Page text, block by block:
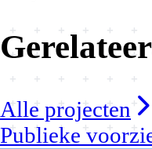
Alle projecten
Publieke